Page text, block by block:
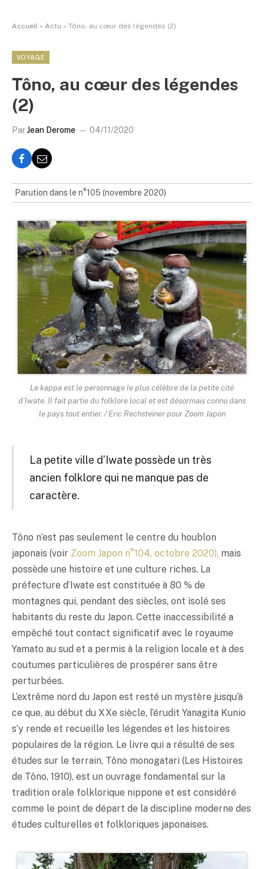
Accueil » Actu » Tôno, au cœur des légendes (2)
VOYAGE
Tôno, au cœur des légendes
(2)
ParJean Derome 04/11/2020
Parution dans le n°105 (novembre 2020)
Le kappa est le personnage le plus célèbre de la petite cité
d’Iwate. Il fait partie du folklore local et est désormais connu dans
le pays tout entier. / Eric Rechsteiner pour Zoom Japon
La petite ville d’Iwate possède un très
ancien folklore qui ne manque pas de
caractère.
Tôno n’est pas seulement le centre du houblon
japonais (voir Zoom Japon n°104, octobre 2020), mais
possède une histoire et une culture riches. La
préfecture d’Iwate est constituée à 80 % de
montagnes qui, pendant des siècles, ont isolé ses
habitants du reste du Japon. Cette inaccessibilité a
empêché tout contact significatif avec le royaume
Yamato au sud et a permis à la religion locale et à des
coutumes particulières de prospérer sans être
perturbées.
L’extrême nord du Japon est resté un mystère jusqu’à
ce que, au début du XXe siècle, l’érudit Yanagita Kunio
s’y rende et recueille les légendes et les histoires
populaires de la région. Le livre qui a résulté de ses
études sur le terrain, Tôno monogatari (Les Histoires
de Tôno, 1910), est un ouvrage fondamental sur la
tradition orale folklorique nippone et est considéré
comme le point de départ de la discipline moderne des
études culturelles et folkloriques japonaises.